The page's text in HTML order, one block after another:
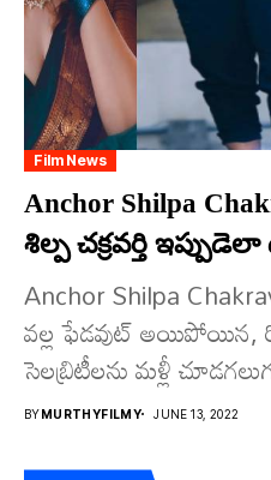
Film News
Anchor Shilpa
శిల్ప చక్రవర్తి
Anchor Shilpa
వల్ల ఫేడవుట్ అయిపోయిన,
సెలబ్రిటీలను మళ్లీ
ఇన్‌స్టాగ్రామ్ లాంటి సోషల్
BY MURTHYFILMY JUNE 13, 2022